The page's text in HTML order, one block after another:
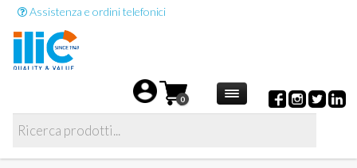
Assistenza e ordini telefonici
0